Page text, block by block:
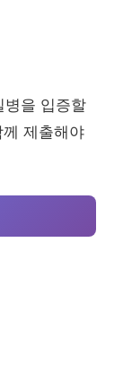
병을 입증할
제출해야